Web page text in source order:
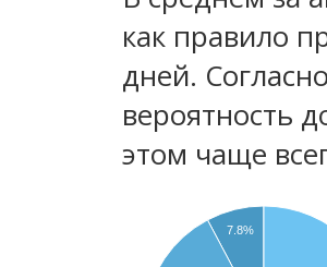
как правило
дней.
вероятность
этом чаще
7.8%